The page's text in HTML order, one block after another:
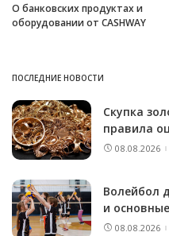
О банковских продуктах и
оборудовании от CASHWAY
ПОСЛЕДНИЕ НОВОСТИ
Скупка
правила
08.08.2026
Волейбол
и
08.08.2026